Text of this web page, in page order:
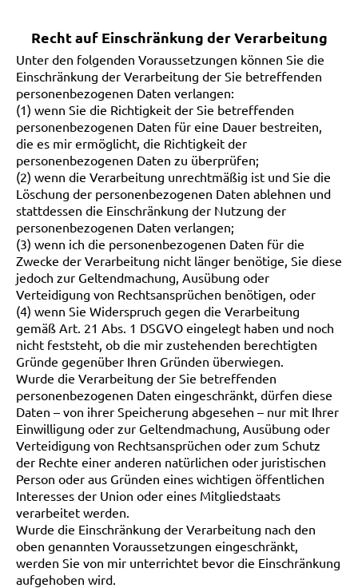
Recht auf Einschränkung der Verarbeitung
Unter den folgenden Voraussetzungen können Sie die
Einschränkung der Verarbeitung der Sie betreffenden
personenbezogenen Daten verlangen:
(1) wenn Sie die Richtigkeit der Sie betreffenden
personenbezogenen Daten für eine Dauer bestreiten,
die es mir ermöglicht, die Richtigkeit der
personenbezogenen Daten zu überprüfen;
(2) wenn die Verarbeitung unrechtmäßig ist und Sie die
Löschung der personenbezogenen Daten ablehnen und
stattdessen die Einschränkung der Nutzung der
personenbezogenen Daten verlangen;
(3) wenn ich die personenbezogenen Daten für die
Zwecke der Verarbeitung nicht länger benötige, Sie diese
jedoch zur Geltendmachung, Ausübung oder
Verteidigung von Rechtsansprüchen benötigen, oder
(4) wenn Sie Widerspruch gegen die Verarbeitung
gemäß Art. 21 Abs. 1 DSGVO eingelegt haben und noch
nicht feststeht, ob die mir zustehenden berechtigten
Gründe gegenüber Ihren Gründen überwiegen.
Wurde die Verarbeitung der Sie betreffenden
personenbezogenen Daten eingeschränkt, dürfen diese
Daten – von ihrer Speicherung abgesehen – nur mit Ihrer
Einwilligung oder zur Geltendmachung, Ausübung oder
Verteidigung von Rechtsansprüchen oder zum Schutz
der Rechte einer anderen natürlichen oder juristischen
Person oder aus Gründen eines wichtigen öffentlichen
Interesses der Union oder eines Mitgliedstaats
verarbeitet werden.
Wurde die Einschränkung der Verarbeitung nach den
oben genannten Voraussetzungen eingeschränkt,
werden Sie von mir unterrichtet bevor die Einschränkung
aufgehoben wird.